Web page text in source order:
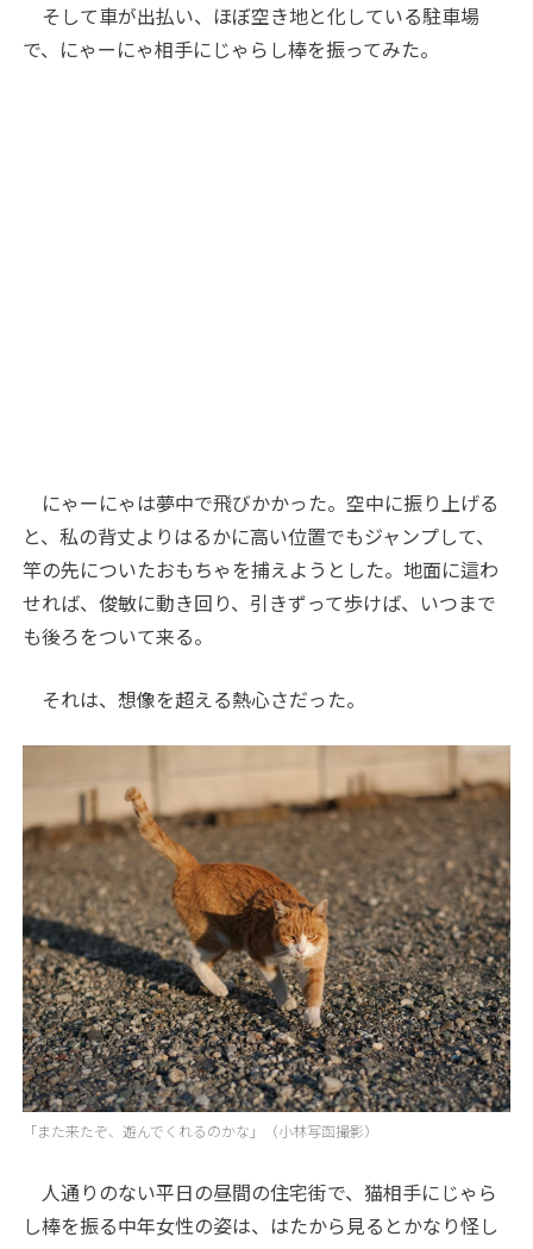
そして車が出払い、ほぼ空き地と化している駐車場
で、にゃーにゃ相手にじゃらし棒を振ってみた。
にゃーにゃは夢中で飛びかかった。空中に振り上げる
と、私の背丈よりはるかに高い位置でもジャンプして、
竿の先についたおもちゃを捕えようとした。地面に這わ
せれば、俊敏に動き回り、引きずって歩けば、いつまで
も後ろをついて来る。
それは、想像を超える熱心さだった。
「また来たぞ、遊んでくれるのかな」（小林写函撮影）
人通りのない平日の昼間の住宅街で、猫相手にじゃら
し棒を振る中年女性の姿は、はたから見るとかなり怪し